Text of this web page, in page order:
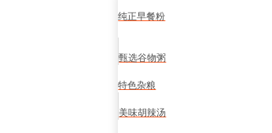
纯正早餐粉
甄选谷物粥
特色杂粮
美味胡辣汤